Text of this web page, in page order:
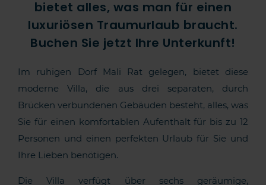
bietet alles, was man für einen
luxuriösen Traumurlaub braucht.
Buchen Sie jetzt Ihre Unterkunft!
Im ruhigen Dorf Mali Rat gelegen, bietet diese
moderne Villa, die aus drei separaten, durch
Brücken verbundenen Gebäuden besteht, alles, was
Sie für einen komfortablen Aufenthalt für bis zu 12
Personen und einen perfekten Urlaub für Sie und
Ihre Lieben benötigen.
Die Villa verfügt über sechs geräumige,